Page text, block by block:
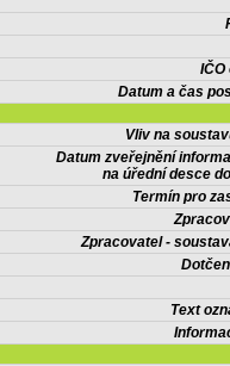
IČO
Datum a čas
Vliv na
Datum zveřejnění
na úřední desce
Termín pro
Zpracovatel -
Text